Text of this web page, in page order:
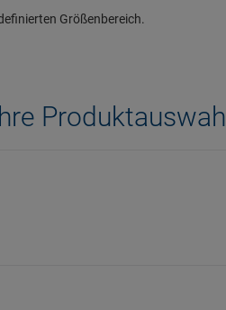
Größenbereich.
Produktauswahl